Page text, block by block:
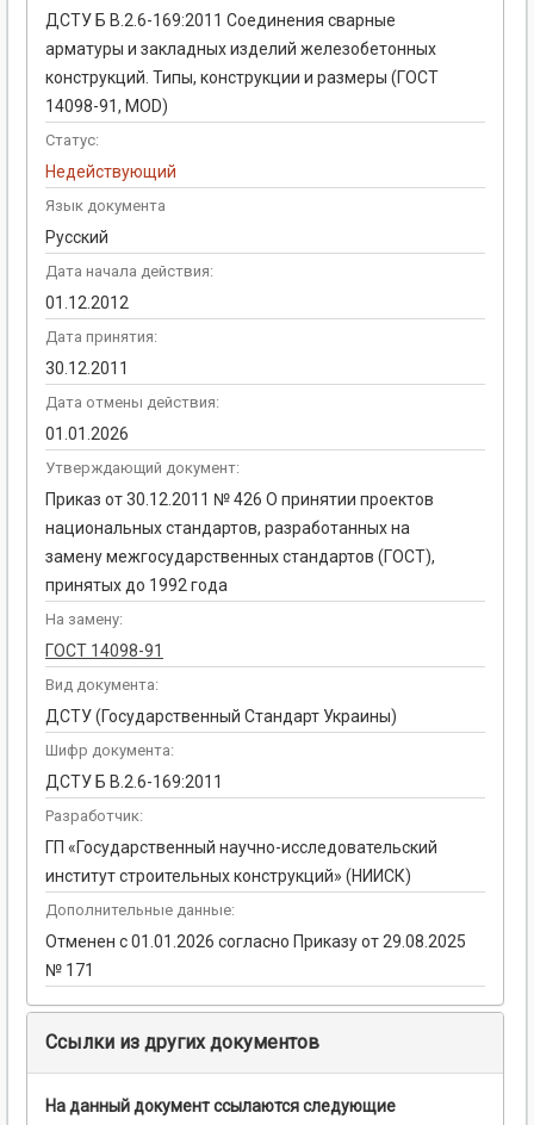
ДСТУ Б В.2.6-169:2011 Соединения сварные
арматуры и закладных изделий железобетонных
конструкций. Типы, конструкции и размеры (ГОСТ
14098-91, MOD)
Статус:
Недействующий
Язык документа
Русский
Дата начала действия:
01.12.2012
Дата принятия:
30.12.2011
Дата отмены действия:
01.01.2026
Утверждающий документ:
Приказ от 30.12.2011 № 426 О принятии проектов
национальных стандартов, разработанных на
замену межгосударственных стандартов (ГОСТ),
принятых до 1992 года
На замену:
ГОСТ 14098-91
Вид документа:
ДСТУ (Государственный Стандарт Украины)
Шифр документа:
ДСТУ Б В.2.6-169:2011
Разработчик:
ГП «Государственный научно-исследовательский
институт строительных конструкций» (НИИСК)
Дополнительные данные:
Отменен с 01.01.2026 согласно Приказу от 29.08.2025
№ 171
Ссылки из других документов
На данный документ ссылаются следующие